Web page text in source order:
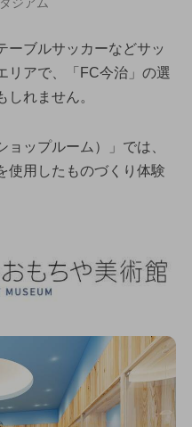
ーブルサッカーなどサッ
リアで、「FC今治」の選
れません。
ョップルーム）」では、
使用したものづくり体験